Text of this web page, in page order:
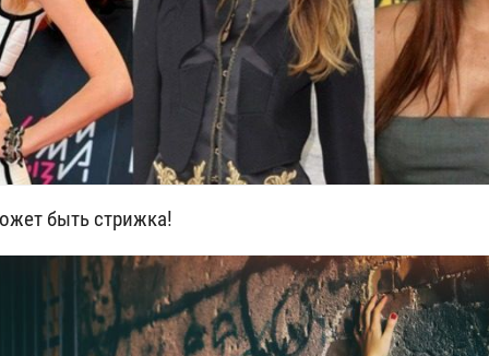
быть стрижка!